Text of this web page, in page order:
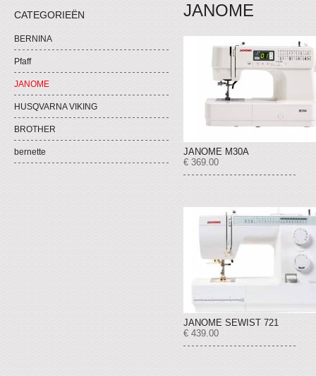
CATEGORIEËN
BERNINA
Pfaff
JANOME
HUSQVARNA VIKING
BROTHER
bernette
JANOME
JANOME M30A
€ 369.00
JANOME SEWIST 721
€ 439.00